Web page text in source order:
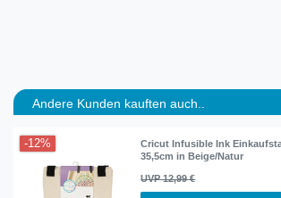
Andere Kunden kauften auch..
-12%
Cricut Infusible Ink
35,5cm in Beige/Natur
UVP 12,99 €